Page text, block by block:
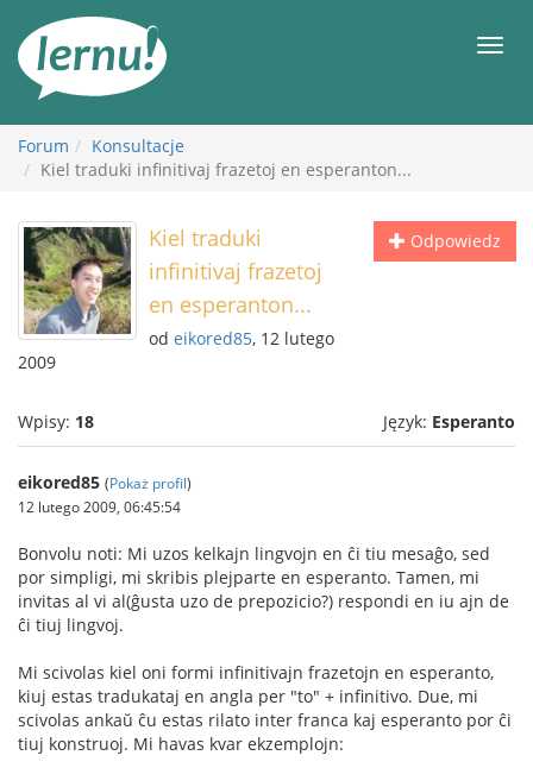
Forum
Konsultacje
Kiel traduki infinitivaj frazetoj en esperanton...
Odpowiedz
Kiel traduki
infinitivaj frazetoj
en esperanton...
od eikored85, 12 lutego
2009
Wpisy: 18 Język: Esperanto
eikored85 (Pokaż profil)
12 lutego 2009, 06:45:54
Bonvolu noti: Mi uzos kelkajn lingvojn en ĉi tiu mesaĝo, sed
por simpligi, mi skribis plejparte en esperanto. Tamen, mi
invitas al vi al(ĝusta uzo de prepozicio?) respondi en iu ajn de
ĉi tiuj lingvoj.
Mi scivolas kiel oni formi infinitivajn frazetojn en esperanto,
kiuj estas tradukataj en angla per "to" + infinitivo. Due, mi
scivolas ankaŭ ĉu estas rilato inter franca kaj esperanto por ĉi
tiuj konstruoj. Mi havas kvar ekzemplojn: